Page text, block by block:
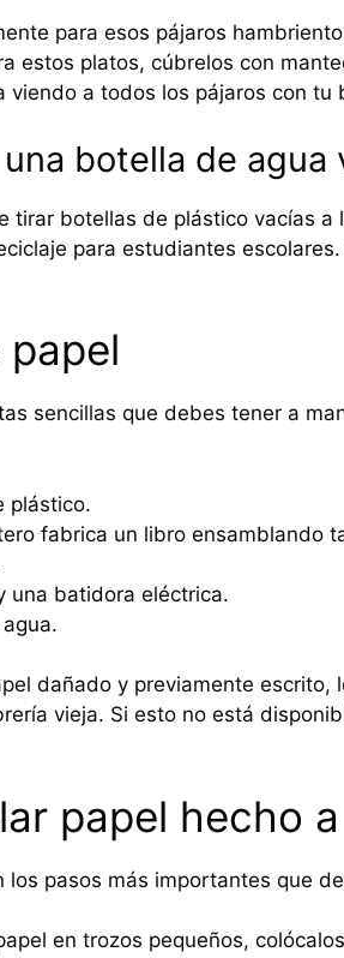
para esos pájaros
estos platos, cúbrelos con
a todos los pájaros con
botella de agua
tirar botellas de plástico vacías
para estudiantes
sencillas que debes tener a
plástico.
fabrica un libro ensamblando
una batidora eléctrica.
dañado y previamente
vieja. Si esto no está
papel hecho
los pasos más importantes que
en trozos pequeños,